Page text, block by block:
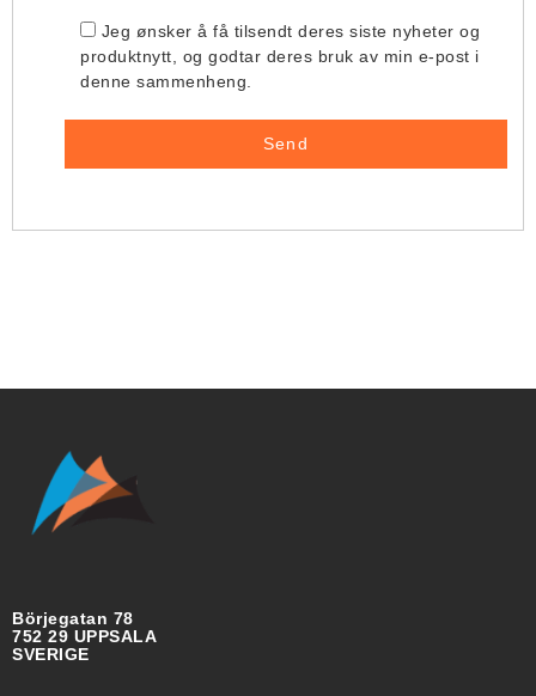
Jeg ønsker å få tilsendt deres siste nyheter og
produktnytt, og godtar deres bruk av min e-post i
denne sammenheng.
Börjegatan 78
752 29 UPPSALA
SVERIGE